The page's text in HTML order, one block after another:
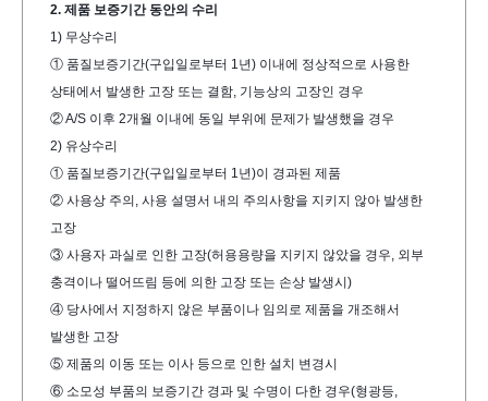
2. 제품 보증기간 동안의 수리
1) 무상수리
① 품질보증기간(구입일로부터 1년) 이내에 정상적으로 사용한
상태에서 발생한 고장 또는 결함, 기능상의 고장인 경우
② A/S 이후 2개월 이내에 동일 부위에 문제가 발생했을 경우
2) 유상수리
① 품질보증기간(구입일로부터 1년)이 경과된 제품
② 사용상 주의, 사용 설명서 내의 주의사항을 지키지 않아 발생한
고장
③ 사용자 과실로 인한 고장(허용용량을 지키지 않았을 경우, 외부
충격이나 떨어뜨림 등에 의한 고장 또는 손상 발생시)
④ 당사에서 지정하지 않은 부품이나 임의로 제품을 개조해서
발생한 고장
⑤ 제품의 이동 또는 이사 등으로 인한 설치 변경시
⑥ 소모성 부품의 보증기간 경과 및 수명이 다한 경우(형광등,